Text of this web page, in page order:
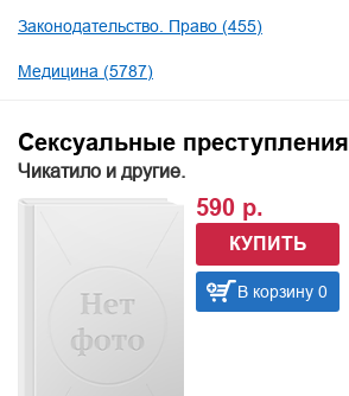
Законодательство. Право (455)
Медицина (5787)
Сексуальные преступления
Чикатило и другие.
590 р.
КУПИТЬ
В корзину 0